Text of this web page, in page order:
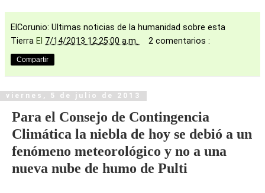
ElCorunio: Ultimas noticias de la humanidad sobre esta
Tierra El 7/14/2013 12:25:00 a.m. 2 comentarios :
Compartir
viernes, 5 de julio de 2013
Para el Consejo de Contingencia
Climática la niebla de hoy se debió a un
fenómeno meteorológico y no a una
nueva nube de humo de Pulti